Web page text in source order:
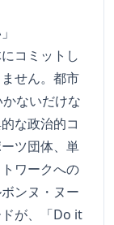
コミットし
せん。都市
ないだけな
な政治的コ
ツ団体、単
ワークへの
ンヌ・ヌー
が、「Do it